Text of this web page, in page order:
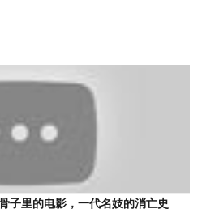
子里的电影，一代名妓的消亡史